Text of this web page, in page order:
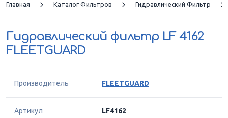
Главная Каталог Фильтров Гидравлический Фильтр
Гидравлический фильтр LF 4162
FLEETGUARD
Производитель FLEETGUARD
Артикул LF4162